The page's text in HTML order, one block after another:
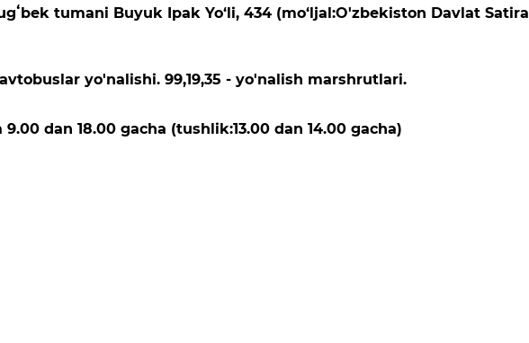
tumani Buyuk Ipak Yo‘li, 434 (mo‘ljal:O'zbekiston Davlat Satira
- avtobuslar yo'nalishi. 99,19,35 - yo'nalish marshrutlari.
9.00 dan 18.00 gacha (tushlik:13.00 dan 14.00 gacha)